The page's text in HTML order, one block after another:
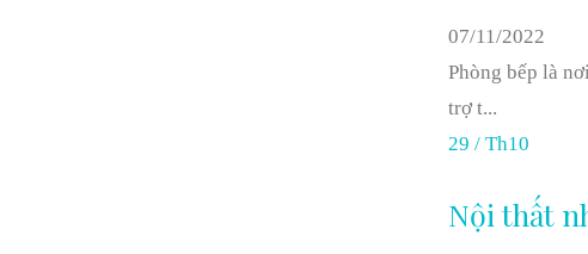
07/11/2022
Phòng bếp là
trợ t...
29 / Th10
Nội thất